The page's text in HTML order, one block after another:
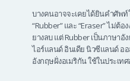
บางคนอาจจะเคยได้ยินคำศัพท์
“Rubber” และ “Eraser” ไม่ต้อ
ยางลบ แต่ Rubber เป็นภาษาอั
ไอร์แลนด์ อินเดีย นิวซีแลนด์ ออ
อังกฤษฝั่งอเมริกัน ใช้ในประเท